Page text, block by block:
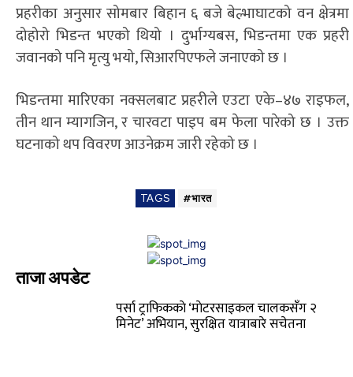
प्रहरीका अनुसार सोमबार बिहान ६ बजे बेल्भाघाटको वन क्षेत्रमा
दोहोरो भिडन्त भएको थियो । दुर्भाग्यबस, भिडन्तमा एक प्रहरी
जवानको पनि मृत्यु भयो, सिआरपिएफले जनाएको छ ।
भिडन्तमा मारिएका नक्सलबाट प्रहरीले एउटा एके–४७ राइफल,
तीन थान म्यागजिन, र चारवटा पाइप बम फेला पारेको छ । उक्त
घटनाको थप विवरण आउनेक्रम जारी रहेको छ ।
TAGS #भारत
ताजा अपडेट
पर्सा ट्राफिककाे ‘माेटरसाइकल चालकसँग २
मिनेट’ अभियान, सुरक्षित यात्राबारे सचेतना